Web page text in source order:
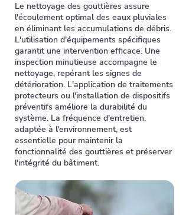
Le nettoyage des gouttières assure
l'écoulement optimal des eaux pluviales
en éliminant les accumulations de débris.
L'utilisation d'équipements spécifiques
garantit une intervention efficace. Une
inspection minutieuse accompagne le
nettoyage, repérant les signes de
détérioration. L'application de traitements
protecteurs ou l'installation de dispositifs
préventifs améliore la durabilité du
système. La fréquence d'entretien,
adaptée à l'environnement, est
essentielle pour maintenir la
fonctionnalité des gouttières et préserver
l'intégrité du bâtiment.